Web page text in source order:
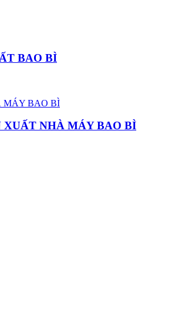
BAO BÌ
XUẤT NHÀ MÁY BAO BÌ